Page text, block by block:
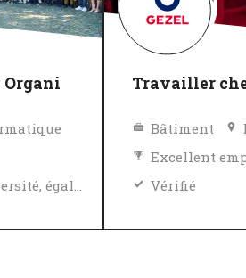
Travailler
Bâtiment
Excellent
Vérifié